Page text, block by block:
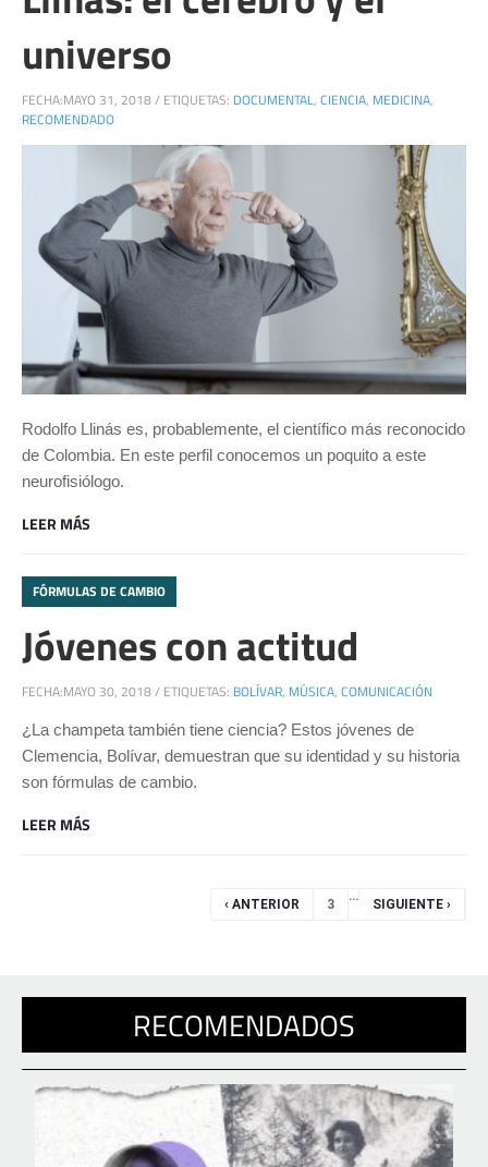
universo
FECHA:MAYO 31, 2018/ ETIQUETAS: DOCUMENTAL, CIENCIA, MEDICINA,
RECOMENDADO
Rodolfo Llinás es, probablemente, el científico más reconocido
de Colombia. En este perfil conocemos un poquito a este
neurofisiólogo.
LEER MÁS
FÓRMULAS DE CAMBIO
Jóvenes con actitud
FECHA:MAYO 30, 2018/ ETIQUETAS: BOLÍVAR, MÚSICA, COMUNICACIÓN
¿La champeta también tiene ciencia? Estos jóvenes de
Clemencia, Bolívar, demuestran que su identidad y su historia
son fórmulas de cambio.
LEER MÁS
‹ ANTERIOR 3
…
SIGUIENTE ›
RECOMENDADOS